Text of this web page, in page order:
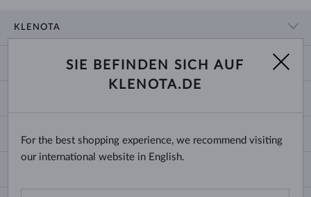
KLENOTA
BLOG
ZAHLUNG UND VERSAND
TRAURINGE AUSWÄHLEN
ECHTHEITSZERTIFIKATE
KETTENGRÖSSEN UND -ARTEN
ARMBANDGRÖSSEN
Deutschland & Österreich
SIE BEFINDEN SICH AUF
KLENOTA.DE
For the best shopping experience, we recommend visiting
our international website in English.